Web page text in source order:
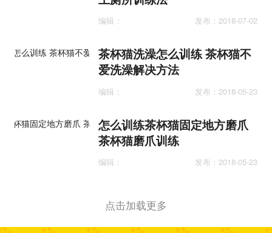
编辑： 发布：2018-07-02
茶杯猫洗澡怎么训练 茶杯猫不
爱洗澡解决方法
编辑： 发布：2018-05-23
怎么训练茶杯猫固定地方磨爪
茶杯猫磨爪训练
编辑： 发布：2018-05-23
点击加载更多